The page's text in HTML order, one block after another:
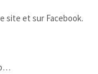
site et sur Facebook.